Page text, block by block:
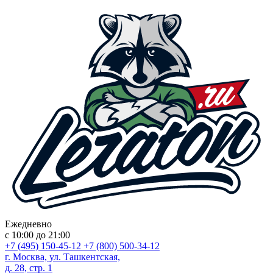
Ежедневно
с 10:00 до 21:00
+7 (495) 150-45-12 +7 (800) 500-34-12
г. Москва, ул. Ташкентская,
д. 28, стр. 1